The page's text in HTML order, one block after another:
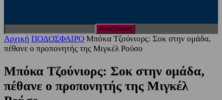
Αρχική ΠΟΔΟΣΦΑΙΡΟ Μπόκα Τζούνιορς: Σοκ στην ομάδα,
πέθανε ο προπονητής της Μιγκέλ Ρούσο
Μπόκα Τζούνιορς: Σοκ στην ομάδα,
πέθανε ο προπονητής της Μιγκέλ